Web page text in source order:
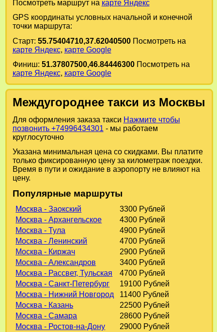
Посмотреть маршрут на карте Яндекс
GPS координаты условных начальной и конечной
точки маршрута:
Старт: 55.75404710,37.62040500Посмотреть на
карте Яндекс, карте Google
Финиш: 51.37807500,46.84446300Посмотреть на
карте Яндекс, карте Google
Междугороднее такси из Москвы
Для оформления заказа такси Нажмите чтобы
позвонить +74996434301 - мы работаем
круглосуточно
Указана минимальная цена со скидками. Вы платите
только фиксированную цену за километраж поездки.
Время в пути и ожидание в аэропорту не влияют на
цену.
Популярные маршруты
Москва - Заокский
3300 Рублей
Москва - Архангельское
4300 Рублей
Москва - Тула
4900 Рублей
Москва - Ленинский
4700 Рублей
Москва - Киржач
2900 Рублей
Москва - Александров
3400 Рублей
Москва - Рассвет, Тульская
4700 Рублей
Москва - Санкт-Петербург
19100 Рублей
Москва - Нижний Новгород
11400 Рублей
Москва - Казань
22500 Рублей
Москва - Самара
28600 Рублей
Москва - Ростов-на-Дону
29000 Рублей